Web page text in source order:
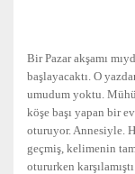
Bir Pazar akşamı
başlayacaktı. O
umudum yoktu.
köşe başı yapan bir
oturuyor. Annesiyle.
geçmiş, kelimenin
otururken